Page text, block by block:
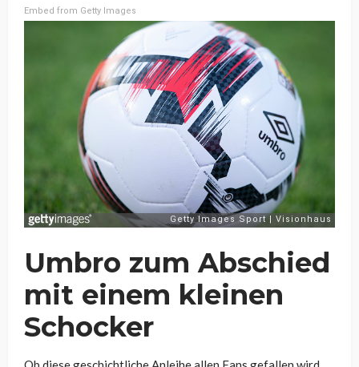
Embed from Getty Images
Umbro zum Abschied
mit einem kleinen
Schocker